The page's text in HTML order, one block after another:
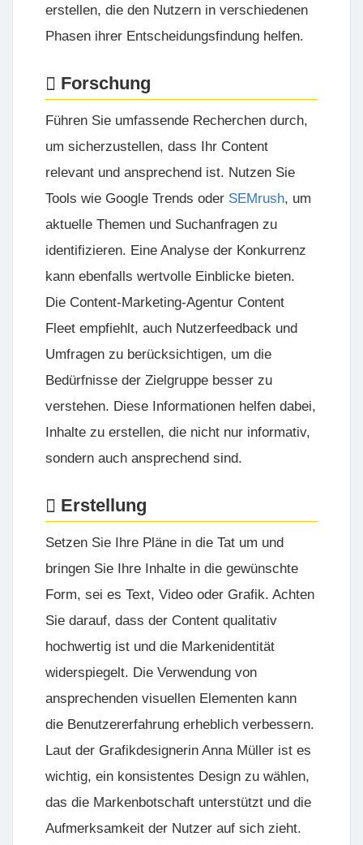
erstellen, die den Nutzern in verschiedenen
Phasen ihrer Entscheidungsfindung helfen.
Forschung
Führen Sie umfassende Recherchen durch,
um sicherzustellen, dass Ihr Content
relevant und ansprechend ist. Nutzen Sie
Tools wie Google Trends oder SEMrush, um
aktuelle Themen und Suchanfragen zu
identifizieren. Eine Analyse der Konkurrenz
kann ebenfalls wertvolle Einblicke bieten.
Die Content-Marketing-Agentur Content
Fleet empfiehlt, auch Nutzerfeedback und
Umfragen zu berücksichtigen, um die
Bedürfnisse der Zielgruppe besser zu
verstehen. Diese Informationen helfen dabei,
Inhalte zu erstellen, die nicht nur informativ,
sondern auch ansprechend sind.
Erstellung
Setzen Sie Ihre Pläne in die Tat um und
bringen Sie Ihre Inhalte in die gewünschte
Form, sei es Text, Video oder Grafik. Achten
Sie darauf, dass der Content qualitativ
hochwertig ist und die Markenidentität
widerspiegelt. Die Verwendung von
ansprechenden visuellen Elementen kann
die Benutzererfahrung erheblich verbessern.
Laut der Grafikdesignerin Anna Müller ist es
wichtig, ein konsistentes Design zu wählen,
das die Markenbotschaft unterstützt und die
Aufmerksamkeit der Nutzer auf sich zieht.